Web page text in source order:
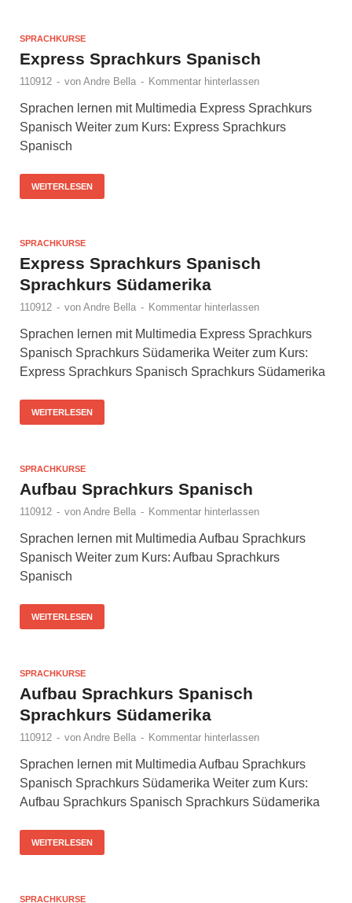
SPRACHKURSE
Express Sprachkurs Spanisch
110912 - von Andre Bella - Kommentar hinterlassen
Sprachen lernen mit Multimedia Express Sprachkurs
Spanisch Weiter zum Kurs: Express Sprachkurs
Spanisch
WEITERLESEN
SPRACHKURSE
Express Sprachkurs Spanisch
Sprachkurs Südamerika
110912 - von Andre Bella - Kommentar hinterlassen
Sprachen lernen mit Multimedia Express Sprachkurs
Spanisch Sprachkurs Südamerika Weiter zum Kurs:
Express Sprachkurs Spanisch Sprachkurs Südamerika
WEITERLESEN
SPRACHKURSE
Aufbau Sprachkurs Spanisch
110912 - von Andre Bella - Kommentar hinterlassen
Sprachen lernen mit Multimedia Aufbau Sprachkurs
Spanisch Weiter zum Kurs: Aufbau Sprachkurs
Spanisch
WEITERLESEN
SPRACHKURSE
Aufbau Sprachkurs Spanisch
Sprachkurs Südamerika
110912 - von Andre Bella - Kommentar hinterlassen
Sprachen lernen mit Multimedia Aufbau Sprachkurs
Spanisch Sprachkurs Südamerika Weiter zum Kurs:
Aufbau Sprachkurs Spanisch Sprachkurs Südamerika
WEITERLESEN
SPRACHKURSE